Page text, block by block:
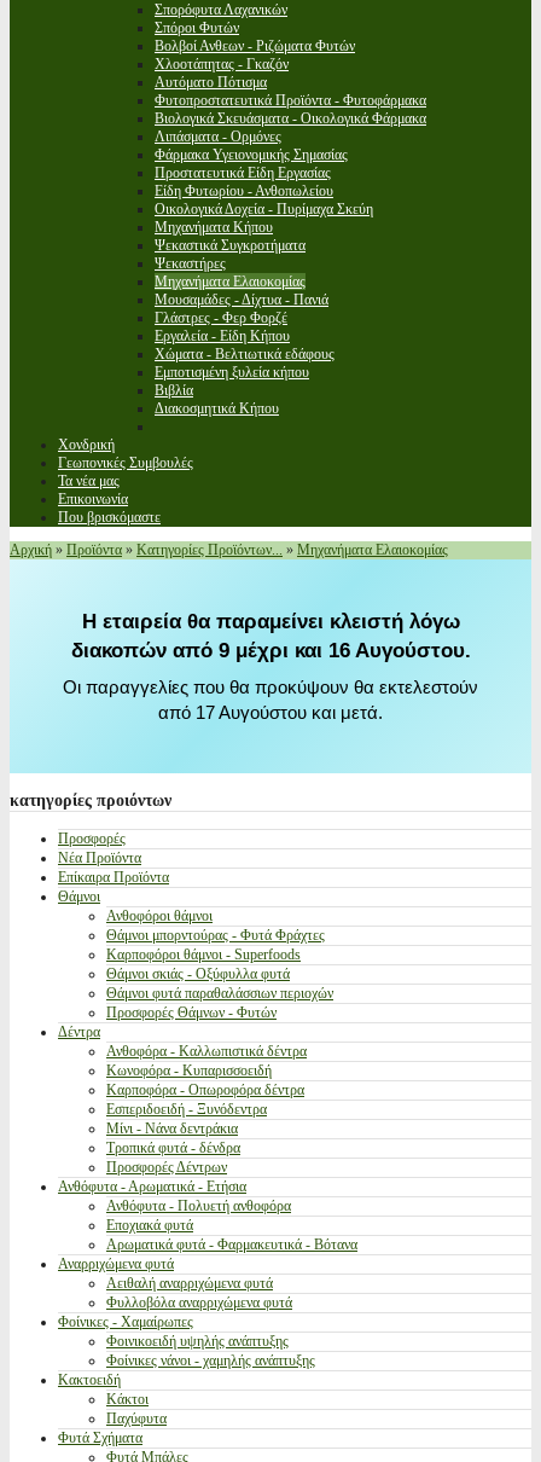
Σπορόφυτα Λαχανικών
Σπόροι Φυτών
Βολβοί Ανθεων - Ριζώματα Φυτών
Χλοοτάπητας - Γκαζόν
Αυτόματο Πότισμα
Φυτοπροστατευτικά Προϊόντα - Φυτοφάρμακα
Βιολογικά Σκευάσματα - Οικολογικά Φάρμακα
Λιπάσματα - Ορμόνες
Φάρμακα Υγειονομικής Σημασίας
Προστατευτικά Είδη Εργασίας
Είδη Φυτωρίου - Ανθοπωλείου
Οικολογικά Δοχεία - Πυρίμαχα Σκεύη
Μηχανήματα Κήπου
Ψεκαστικά Συγκροτήματα
Ψεκαστήρες
Μηχανήματα Ελαιοκομίας
Μουσαμάδες - Δίχτυα - Πανιά
Γλάστρες - Φερ Φορζέ
Εργαλεία - Είδη Κήπου
Χώματα - Βελτιωτικά εδάφους
Εμποτισμένη ξυλεία κήπου
Βιβλία
Διακοσμητικά Κήπου
Χονδρική
Γεωπονικές Συμβουλές
Τα νέα μας
Επικοινωνία
Που βρισκόμαστε
Αρχική » Προϊόντα » Κατηγορίες Προϊόντων... » Μηχανήματα Ελαιοκομίας
Η εταιρεία θα παραμείνει κλειστή λόγω
διακοπών από 9 μέχρι και 16 Αυγούστου.
Οι παραγγελίες που θα προκύψουν θα εκτελεστούν
από 17 Αυγούστου και μετά.
κατηγορίες προιόντων
Προσφορές
Νέα Προϊόντα
Επίκαιρα Προϊόντα
Θάμνοι
Ανθοφόροι θάμνοι
Θάμνοι μπορντούρας - Φυτά Φράχτες
Καρποφόροι θάμνοι - Superfoods
Θάμνοι σκιάς - Οξύφυλλα φυτά
Θάμνοι φυτά παραθαλάσσιων περιοχών
Προσφορές Θάμνων - Φυτών
Δέντρα
Ανθοφόρα - Καλλωπιστικά δέντρα
Κωνοφόρα - Κυπαρισσοειδή
Καρποφόρα - Οπωροφόρα δέντρα
Εσπεριδοειδή - Ξυνόδεντρα
Μίνι - Νάνα δεντράκια
Τροπικά φυτά - δένδρα
Προσφορές Δέντρων
Ανθόφυτα - Αρωματικά - Ετήσια
Ανθόφυτα - Πολυετή ανθοφόρα
Εποχιακά φυτά
Αρωματικά φυτά - Φαρμακευτικά - Βότανα
Αναρριχώμενα φυτά
Αειθαλή αναρριχώμενα φυτά
Φυλλοβόλα αναρριχώμενα φυτά
Φοίνικες - Χαμαίρωπες
Φοινικοειδή υψηλής ανάπτυξης
Φοίνικες νάνοι - χαμηλής ανάπτυξης
Κακτοειδή
Κάκτοι
Παχύφυτα
Φυτά Σχήματα
Φυτά Μπάλες